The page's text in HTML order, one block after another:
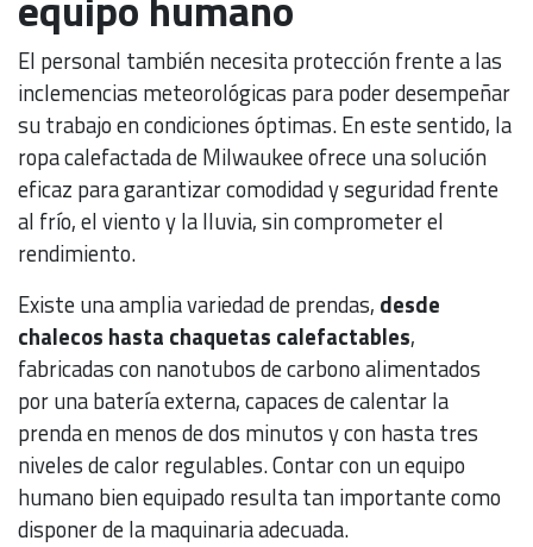
El personal también necesita protección frente a las
inclemencias meteorológicas para poder desempeñar
su trabajo en condiciones óptimas. En este sentido, la
ropa calefactada de Milwaukee ofrece una solución
eficaz para garantizar comodidad y seguridad frente
al frío, el viento y la lluvia, sin comprometer el
rendimiento.
Existe una amplia variedad de prendas, desde
chalecos hasta chaquetas calefactables,
fabricadas con nanotubos de carbono alimentados
por una batería externa, capaces de calentar la
prenda en menos de dos minutos y con hasta tres
niveles de calor regulables. Contar con un equipo
humano bien equipado resulta tan importante como
disponer de la maquinaria adecuada.